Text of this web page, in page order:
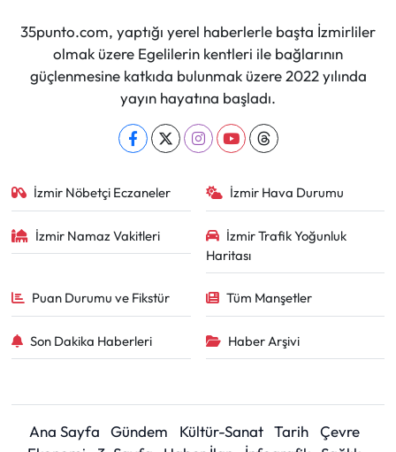
35punto.com, yaptığı yerel haberlerle başta İzmirliler
olmak üzere Egelilerin kentleri ile bağlarının
güçlenmesine katkıda bulunmak üzere 2022 yılında
yayın hayatına başladı.
İzmir Nöbetçi Eczaneler İzmir Hava Durumu
İzmir Namaz Vakitleri
İzmir Trafik Yoğunluk
Haritası
Puan Durumu ve Fikstür Tüm Manşetler
Son Dakika Haberleri Haber Arşivi
Ana Sayfa Gündem Kültür-Sanat Tarih
Çevre